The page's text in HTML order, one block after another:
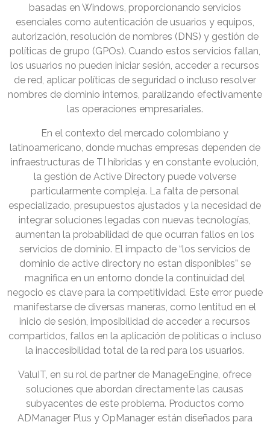
basadas en Windows, proporcionando servicios
esenciales como autenticación de usuarios y equipos,
autorización, resolución de nombres (DNS) y gestión de
políticas de grupo (GPOs). Cuando estos servicios fallan,
los usuarios no pueden iniciar sesión, acceder a recursos
de red, aplicar políticas de seguridad o incluso resolver
nombres de dominio internos, paralizando efectivamente
las operaciones empresariales.
En el contexto del mercado colombiano y
latinoamericano, donde muchas empresas dependen de
infraestructuras de TI híbridas y en constante evolución,
la gestión de Active Directory puede volverse
particularmente compleja. La falta de personal
especializado, presupuestos ajustados y la necesidad de
integrar soluciones legadas con nuevas tecnologías,
aumentan la probabilidad de que ocurran fallos en los
servicios de dominio. El impacto de “los servicios de
dominio de active directory no estan disponibles” se
magnifica en un entorno donde la continuidad del
negocio es clave para la competitividad. Este error puede
manifestarse de diversas maneras, como lentitud en el
inicio de sesión, imposibilidad de acceder a recursos
compartidos, fallos en la aplicación de políticas o incluso
la inaccesibilidad total de la red para los usuarios.
ValuIT, en su rol de partner de ManageEngine, ofrece
soluciones que abordan directamente las causas
subyacentes de este problema. Productos como
ADManager Plus y OpManager están diseñados para